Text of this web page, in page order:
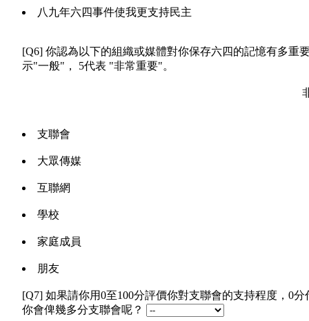
八九年六四事件使我更支持民主
[Q6] 你認為以下的組織或媒體對你保存六四的記憶有多重
示"一般"， 5代表 "非常重要"。
支聯會
大眾傳媒
互聯網
學校
家庭成員
朋友
[Q7] 如果請你用0至100分評價你對支聯會的支持程度，0
你會俾幾多分支聯會呢？